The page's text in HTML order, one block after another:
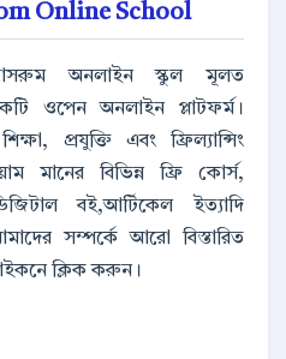
Online School
অনলাইন স্কুল মূলত
ওপেন অনলাইন প্লাটফর্ম।
প্রযুক্তি এবং ফ্রিল্যান্সিং
মানের বিভিন্ন ফ্রি কোর্স,
বই,আর্টিকেল ইত্যাদি
সম্পর্কে আরো বিস্তারিত
ক্লিক করুন।